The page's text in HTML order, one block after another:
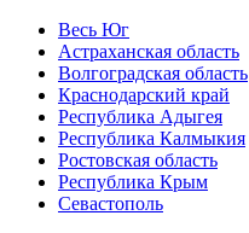
Весь Юг
Астраханская область
Волгоградская область
Краснодарский край
Республика Адыгея
Республика Калмыкия
Ростовская область
Республика Крым
Севастополь